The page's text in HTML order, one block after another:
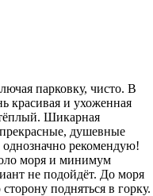
парковку, чисто. В
красивая и ухоженная
Шикарная
прекрасные, душевные
рекомендую!
моря и минимум
не подойдёт. До моря
подняться в горку.